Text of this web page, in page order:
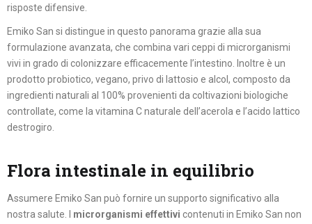
risposte difensive.
Emiko San si distingue in questo panorama grazie alla sua
formulazione avanzata, che combina vari ceppi di microrganismi
vivi in grado di colonizzare efficacemente l’intestino. Inoltre è un
prodotto probiotico, vegano, privo di lattosio e alcol, composto da
ingredienti naturali al 100% provenienti da coltivazioni biologiche
controllate, come la vitamina C naturale dell’acerola e l’acido lattico
destrogiro.
Flora intestinale in equilibrio
Assumere Emiko San può fornire un supporto significativo alla
nostra salute. I microrganismi effettivi contenuti in Emiko San non